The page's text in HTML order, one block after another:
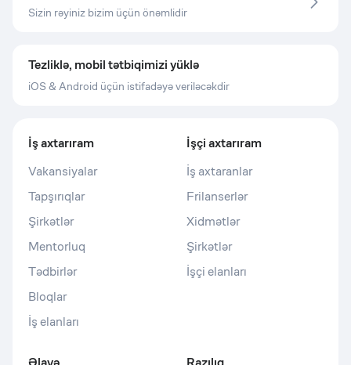
Sizin rəyiniz bizim üçün önəmlidir
Tezliklə, mobil tətbiqimizi yüklə
iOS & Android üçün istifadəyə veriləcəkdir
İş axtarıram
Vakansiyalar
Tapşırıqlar
Şirkətlər
Mentorluq
Tədbirlər
Bloqlar
İş elanları
İşçi axtarıram
İş axtaranlar
Frilanserlər
Xidmətlər
Şirkətlər
İşçi elanları